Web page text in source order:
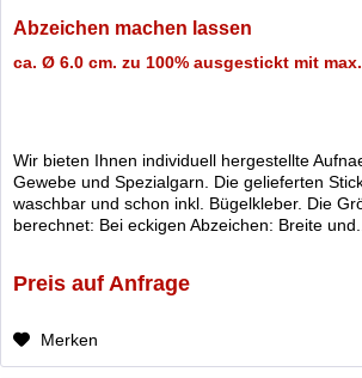
Abzeichen machen lassen
ca. Ø 6.0 cm. zu 100% ausgestickt mit
Wir bieten Ihnen individuell hergestellte
Gewebe und Spezialgarn. Die gelieferten
waschbar und schon inkl. Bügelkleber. Die
berechnet: Bei eckigen Abzeichen: Breite und...
Preis auf Anfrage
Merken